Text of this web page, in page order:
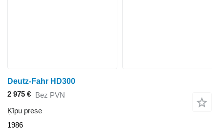
Deutz-Fahr HD300
2 975 € Bez PVN
Ķīpu prese
1986